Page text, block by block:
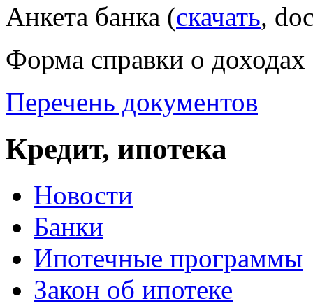
Анкета банка (скачать,
Форма справки о доходах
Перечень документов
Кредит, ипотека
Новости
Банки
Ипотечные программы
Закон об ипотеке